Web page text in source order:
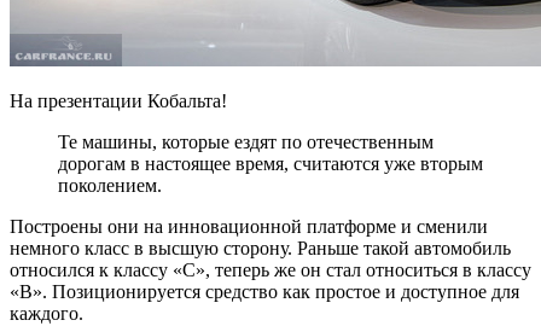
На презентации Кобальта!
Те машины, которые ездят по отечественным
дорогам в настоящее время, считаются уже вторым
поколением.
Построены они на инновационной платформе и сменили
немного класс в высшую сторону. Раньше такой автомобиль
относился к классу «С», теперь же он стал относиться в классу
«В». Позиционируется средство как простое и доступное для
каждого.